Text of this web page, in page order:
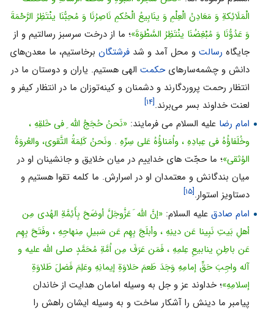
الْمَلَائِکةِ وَ مَعَادِنُ الْعِلْمِ وَ ینَابِیعُ الْحُکمِ نَاصِرُنَا وَ مُحِبُّنَا ینْتَظِرُ الرَّحْمَةَ
وَ عَدُوُّنَا وَ مُبْغِضُنَا ینْتَظِرُ السَّطْوَةَ»؛ ما از درخت سرسبز رسالتیم و از
جایگاه رسالتو محل آمد و شد فرشتگانبرخاستیم، ما معدن‌هاى
دانش و چشمه‌سارهاىحکمتالهى هستیم. یاران و دوستان ما در
انتظار رحمت پروردگارند و دشمنان و کینه‌توزان ما در انتظار کیفر و
لعنت خداوند بسر مى‌برند.[۱۴]
امام رضا علیه السلام می فرمایند: «نَحنُ حُجَجُ اللّه ِ فی خَلقِهِ ،
وخُلَفاؤُهُ فی عِبادِهِ ، واُمَناؤُهُ عَلى سِرِّهِ . ونَحنُ کَلِمَةُ التَّقوى، والعُروَةُ
الوُثقى»؛ ما حجّت هاى خداییم در میان خلایق و جانشینان او در
میان بندگانش و معتمدان او در اسرارش. ما کلمه تقوا هستیم و
دستاویز استوار.[۱۵]
امام صادقعلیه السلام: «إنَّ اللّه َ عَزَّوجَلَّ أوضَحَ بِأَئِمَّةِ الهُدى مِن
أهلِ بَیتِ نَبِینا عَن دینِهِ ، وأبلَجَ بِهِم عَن سَبیلِ مِنهاجِهِ ، وفَتَحَ بِهِم
عَن باطِنِ ینابیعِ عِلمِهِ ، فَمَن عَرَفَ مِن اُمَّةِ مُحَمَّدٍ صلی الله علیه و
آله واجِبَ حَقِّ إمامِهِ وَجَدَ طَعمَ حَلاوَةِ إیمانِهِ وعَلِمَ فَضلَ طَلاوَةِ
إسلامِهِ»؛ خداوند عز و جل به وسیله امامان هدایت از خاندان
پیامبر ما دینش را آشکار ساخت و به وسیله ایشان راهش را